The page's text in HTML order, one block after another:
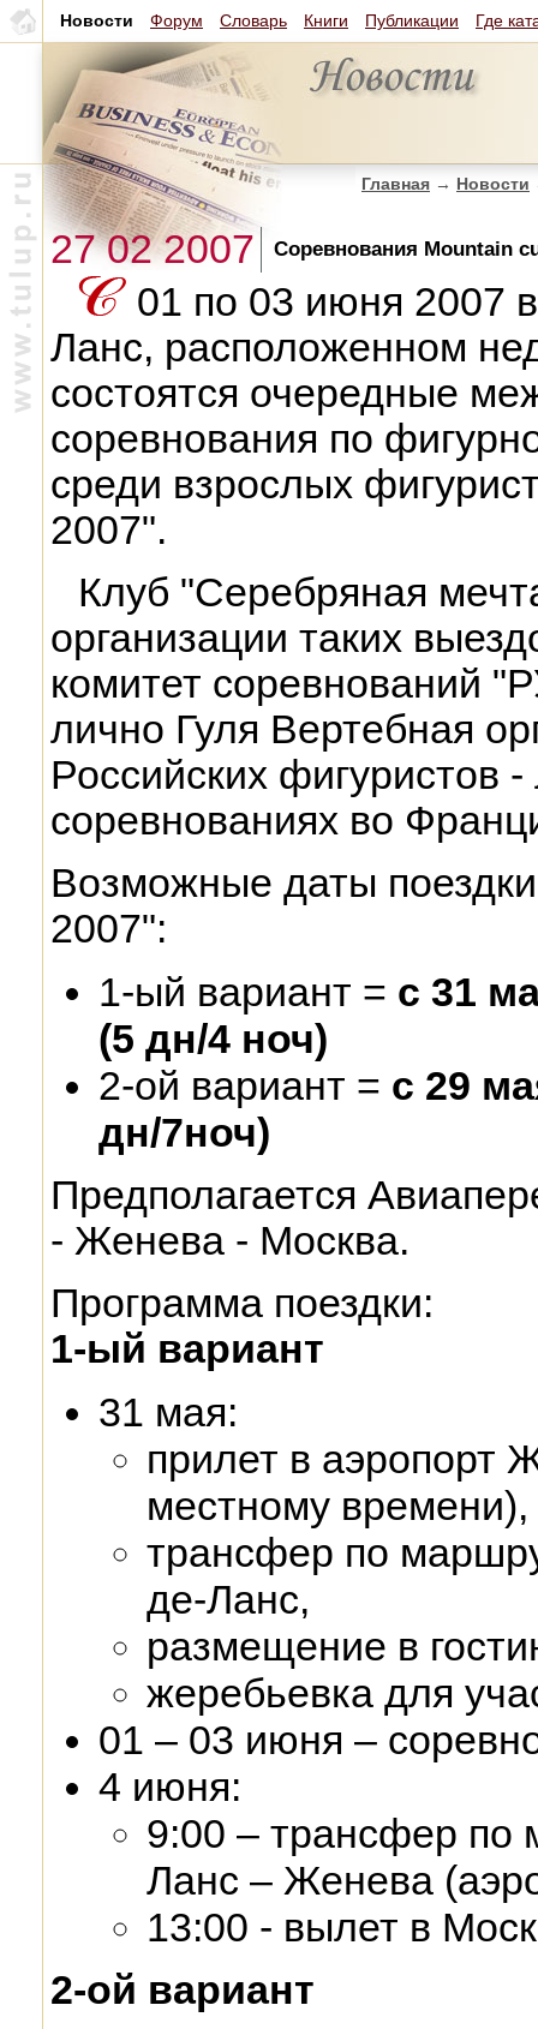
Новости Форум Словарь Книги Публикации Где
Главная → Новости
27 02 2007 Соревнования Mountain
01 по 03 июня 2007
Ланс, расположенном
состоятся очередные
соревнования по
среди взрослых
2007".
Клуб "Серебряная
организации таких
комитет соревнований
лично Гуля Вертебная
Российских фигуристов
соревнованиях во
Возможные даты
2007":
1-ый вариант = с 31
(5 дн/4 ноч)
2-ой вариант = с 29
дн/7ноч)
Предполагается
- Женева - Москва.
Программа поездки:
1-ый вариант
31 мая:
прилет в аэропорт
местному времени),
трансфер по
де-Ланс,
размещение в
жеребьевка для
01 – 03 июня –
4 июня:
9:00 – трансфер по
Ланс – Женева
13:00 - вылет в
2-ой вариант